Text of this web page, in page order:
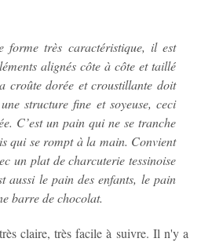
forme très caractéristique, il est
alignés côte à côte et taillé
croûte dorée et croustillante doit
structure fine et soyeuse, ceci
C’est un pain qui ne se tranche
qui se rompt à la main. Convient
un plat de charcuterie tessinoise
aussi le pain des enfants, le pain
barre de chocolat.
claire, très facile à suivre. Il n'y a